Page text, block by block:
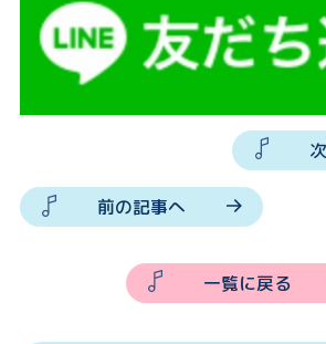
前の記事へ
一覧に戻る